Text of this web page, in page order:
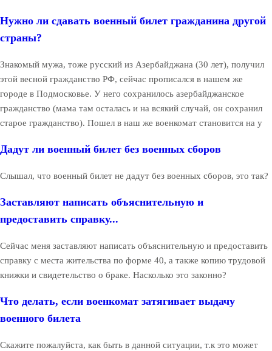
Нужно ли сдавать военный билет гражданина другой
страны?
Знакомый мужа, тоже русский из Азербайджана (30 лет), получил
этой весной гражданство РФ, сейчас прописался в нашем же
городе в Подмосковье. У него сохранилось азербайджанское
гражданство (мама там осталась и на всякий случай, он сохранил
старое гражданство). Пошел в наш же военкомат становится на у
Дадут ли военный билет без военных сборов
Слышал, что военный билет не дадут без военных сборов, это так?
Заставляют написать объяснительную и
предоставить справку...
Сейчас меня заставляют написать объяснительную и предоставить
справку с места жительства по форме 40, а также копию трудовой
книжки и свидетельство о браке. Насколько это законно?
Что делать, если военкомат затягивает выдачу
военного билета
Скажите пожалуйста, как быть в данной ситуации, т.к это может